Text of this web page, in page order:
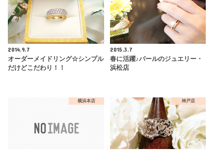
2014.9.7
オーダーメイドリング☆シンプル
だけどこだわり！！
2015.3.7
春に活躍♪パールのジュエリー・
浜松店
横浜本店 神戸店